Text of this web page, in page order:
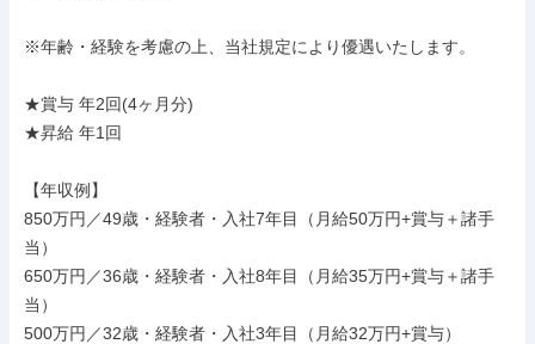
※年齢・経験を考慮の上、当社規定により優遇いたします。
★賞与 年2回(4ヶ月分)
★昇給 年1回
【年収例】
850万円／49歳・経験者・入社7年目（月給50万円+賞与＋諸手
当）
650万円／36歳・経験者・入社8年目（月給35万円+賞与＋諸手
当）
500万円／32歳・経験者・入社3年目（月給32万円+賞与）